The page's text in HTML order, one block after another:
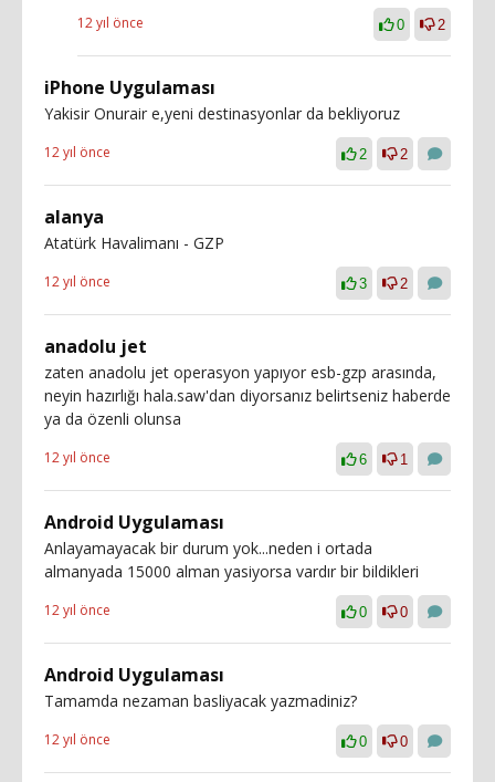
12 yıl önce 0 2
iPhone Uygulaması
Yakisir Onurair e,yeni destinasyonlar da bekliyoruz
12 yıl önce 2 2
alanya
Atatürk Havalimanı - GZP
12 yıl önce 3 2
anadolu jet
zaten anadolu jet operasyon yapıyor esb-gzp arasında,
neyin hazırlığı hala.saw'dan diyorsanız belirtseniz haberde
ya da özenli olunsa
12 yıl önce 6 1
Android Uygulaması
Anlayamayacak bir durum yok...neden i ortada
almanyada 15000 alman yasiyorsa vardır bir bildikleri
12 yıl önce 0 0
Android Uygulaması
Tamamda nezaman basliyacak yazmadiniz?
12 yıl önce 0 0